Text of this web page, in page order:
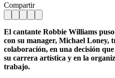
Compartir
El cantante Robbie Williams
con su manager, Michael Loney,
colaboración, en una decisión
su carrera artística y en la
trabajo.